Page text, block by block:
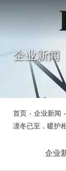
企业新闻
首页 - 企业新闻 -
凛冬已至，暖护
企业